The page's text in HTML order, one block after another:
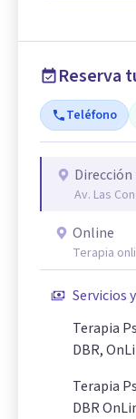
Reserva
Teléfono
Av. Las
Online
Terapia
Servicios
Terapia
DBR,
Terapia
DBR